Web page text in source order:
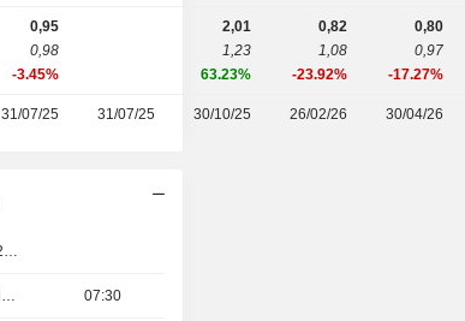
0,95
0,98
-3.45%
2,01
1,23
63.23%
0,82
1,08
-23.92%
0,80
0,97
-17.27%
31/07/25 31/07/25 30/10/25 26/02/26 30/04/26
Publication des résultats - Q1 2027
Assemblée Générale Extraordinaire 07:30